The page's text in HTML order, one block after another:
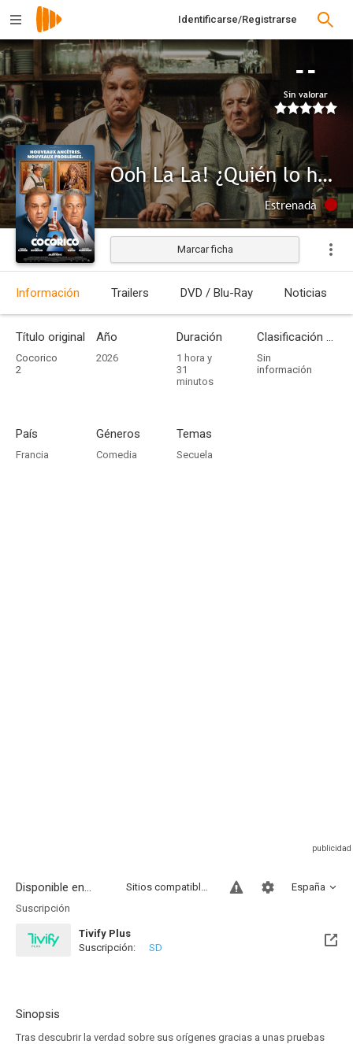
Identificarse/Registrarse
--
Sin valorar
Ooh La La! ¿Quién lo hubiera pensado?
Estrenada
Marcar ficha
Información Trailers DVD / Blu-Ray Noticias
Título original
Cocorico
2
Año
2026
Duración
1 hora y
31
minutos
Clasificación por edades
Sin
información
País
Francia
Géneros
Comedia
Temas
Secuela
Disponible en... España
Sitios compatibles
Suscripción
Tivify Plus
Disponible hasta el Lun, 10 Ago 2026 (Quedan 3 días)
Suscripción: SD
Sinopsis
Tras descubrir la verdad sobre sus orígenes gracias a unas pruebas